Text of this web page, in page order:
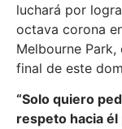
luchará por
octava corona
Melbourne Park,
final de este
“Solo quiero
respeto hacia él